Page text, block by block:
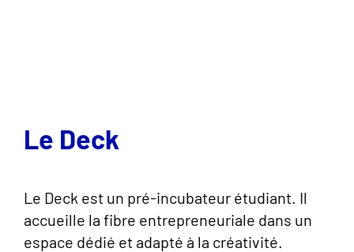
Le Deck
Le Deck est un pré-incubateur étudiant. Il
accueille la fibre entrepreneuriale dans un
espace dédié et adapté à la créativité.